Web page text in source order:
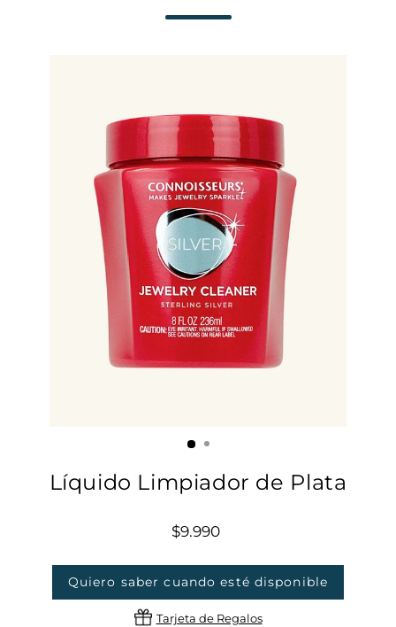
Líquido Limpiador de Plata
Precio
$9.990
Quiero saber cuando esté disponible
Tarjeta de Regalos